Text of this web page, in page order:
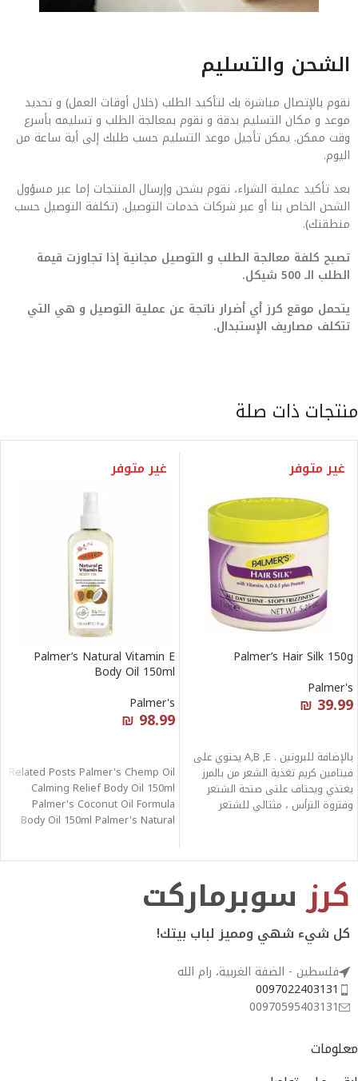
الشحن والتسليم
نقوم بالإتصال مباشرة بك لتأكيد الطلب (خلال أوقات العمل) و تحديد
موعد و مكان التسليم بدقة و نقوم بمعالجة الطلب و تسليمه بأسرع
وقت ممكن. يمكن تأجيل موعد التسليم حسب طلبك إلى أية ساعة من
اليوم.
بعد تأكيد عملية الشراء، نقوم بشحن وإرسال المنتجات إما عبر مسؤول
الشحن الخاص بنا أو عبر شركات خدمات التوصيل. (تكلفة التوصيل حسب
منطقتك).
تصبح كلفة معالجة الطلب و التوصيل مجانية إذا تجاوزت قيمة
الطلب الـ 500 شيكل.
يتحمل موقع كرز أي أضرار ناتجة عن عملية التوصيل و هي التي
تتكلف مصاريف الإستبدال.
منتجات ذات صلة
غير متوفر
Palmer’s Hair Silk 150g
Palmer's
₪ 39.99
بالإضافة للبروتين . A,B ,E يحتوي على
فيتامين كريم تغذية الشعر من بالمرز
يغتذي ويحتاف علتى صتحة الشتعر
وفتروة الترأس ، مثتالي للشتعر
غير متوفر
Palmer’s Natural Vitamin E
Body Oil 150ml
Palmer's
₪ 98.99
Related Posts Palmer's Chemp Oil
Calming Relief Body Oil 150ml
Palmer's Coconut Oil Formula
Body Oil 150ml Palmer's Natural
كرز سوبرماركت
كل شيء شهي ومميز لباب بيتك!
فلسطين - الضفة الغربية، رام الله
0097022403131
00970595403131
معلومات